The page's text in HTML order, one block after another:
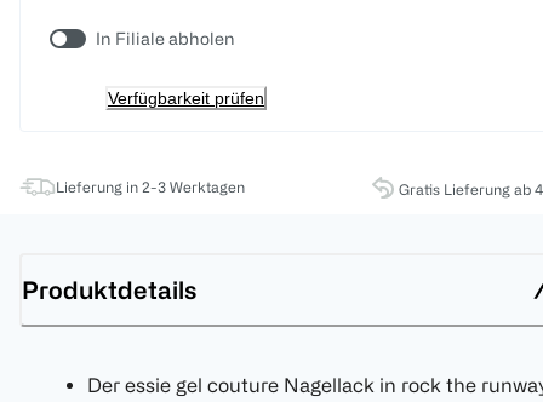
In Filiale abholen
Verfügbarkeit prüfen
Lieferung in 2-3 Werktagen Gratis Lieferung ab
Produktdetails
Der essie gel couture Nagellack in rock the